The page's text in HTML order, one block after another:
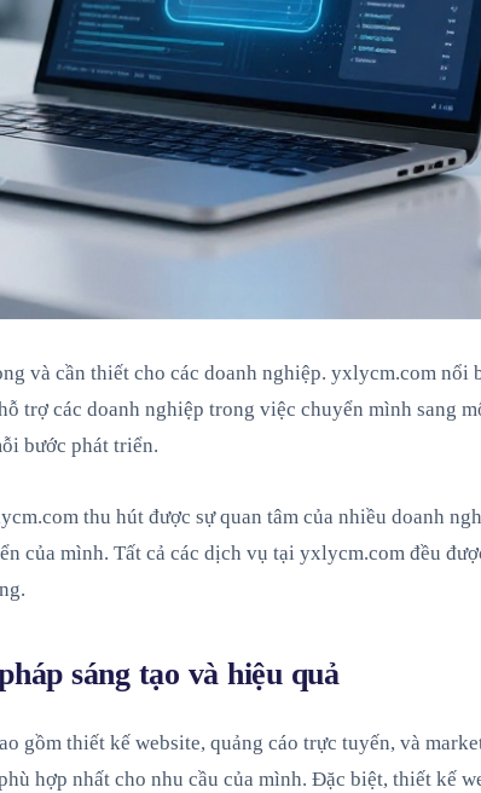
và cần thiết cho các doanh nghiệp. yxlycm.com
trợ các doanh nghiệp trong việc chuyển mình sang
bước phát triển.
thu hút được sự quan tâm của nhiều doanh
mình. Tất cả các dịch vụ tại yxlycm.com đều
sáng tạo và hiệu quả
thiết kế website, quảng cáo trực tuyến, và
hợp nhất cho nhu cầu của mình. Đặc biệt, thiết kế